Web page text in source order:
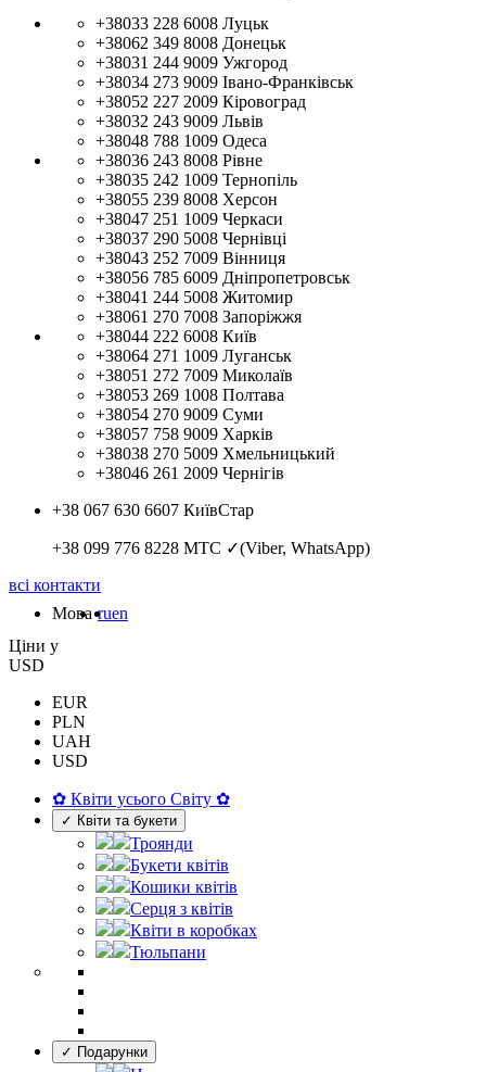
+38033 228 6008 Луцьк
+38062 349 8008 Донецьк
+38031 244 9009 Ужгород
+38034 273 9009 Івано-Франківськ
+38052 227 2009 Кіровоград
+38032 243 9009 Львів
+38048 788 1009 Одеса
+38036 243 8008 Рівне
+38035 242 1009 Тернопіль
+38055 239 8008 Херсон
+38047 251 1009 Черкаси
+38037 290 5008 Чернівці
+38043 252 7009 Вінниця
+38056 785 6009 Дніпропетровськ
+38041 244 5008 Житомир
+38061 270 7008 Запоріжжя
+38044 222 6008 Київ
+38064 271 1009 Луганськ
+38051 272 7009 Миколаїв
+38053 269 1008 Полтава
+38054 270 9009 Суми
+38057 758 9009 Харків
+38038 270 5009 Хмельницький
+38046 261 2009 Чернігів
+38 067 630 6607 КиївСтар
+38 099 776 8228 МТС ✓(Viber, WhatsApp)
всі контакти
Мова ruen
Цiни у
USD
EUR
PLN
UAH
USD
✿ Квіти усього Світу ✿
✓ Квіти та букети
Троянди
Букети квітів
Кошики квітів
Серця з квітів
Квіти в коробках
Тюльпани
✓ Подарунки